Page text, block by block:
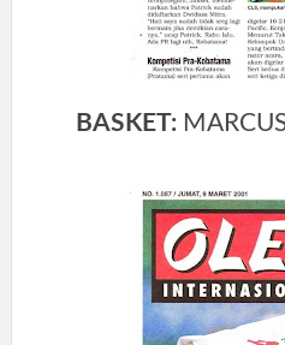
BASKET: